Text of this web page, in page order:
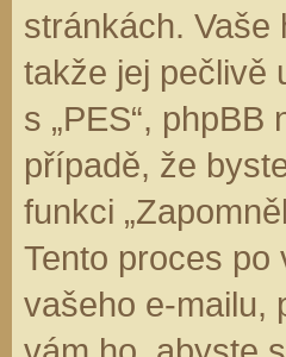
stránkách. Vaše
takže jej pečlivě
s „PES“,
případě, že
funkci
Tento proces
vašeho e-mailu,